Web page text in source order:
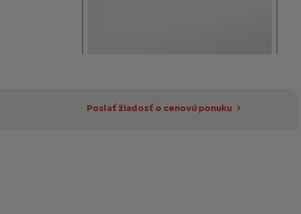
Pastelová farba Biela ICY
Poslať žiadosť o cenovú ponuku